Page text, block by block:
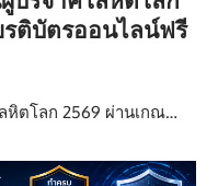
รติบัตรออนไลน์ฟรี
หิตโลก 2569 ผ่านเกณ…